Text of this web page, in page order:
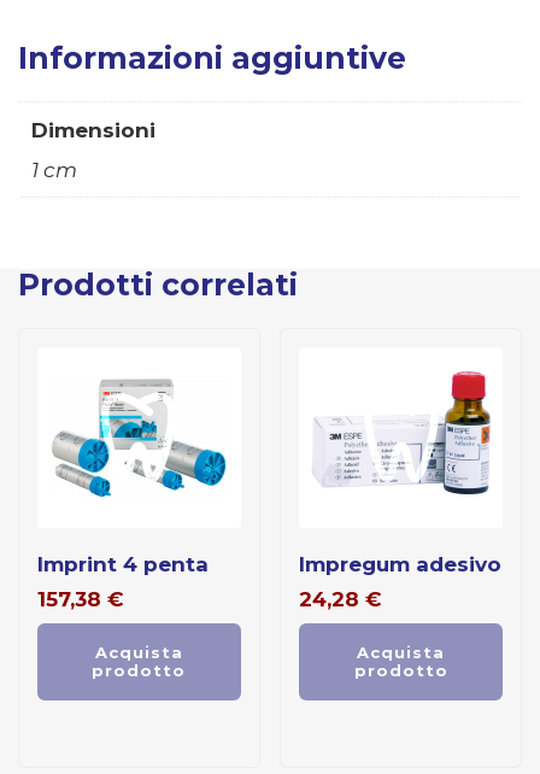
Informazioni aggiuntive
Dimensioni
1 cm
Prodotti correlati
imprint 4 penta
157,38 €
Acquista
prodotto
impregum adesivo
24,28 €
Acquista
prodotto